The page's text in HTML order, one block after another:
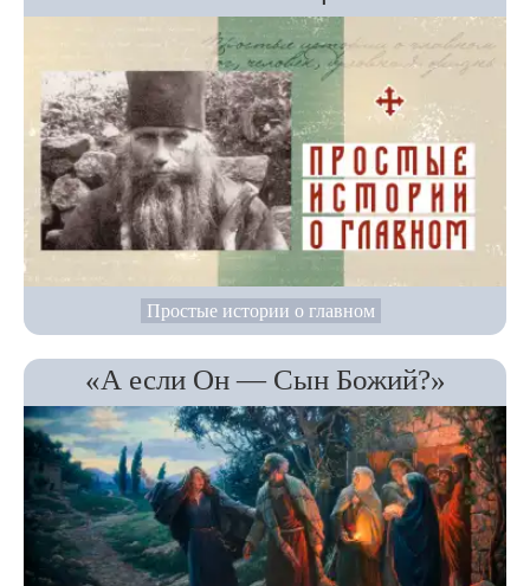
Простые истории о главном
«А если Он — Сын Божий?»